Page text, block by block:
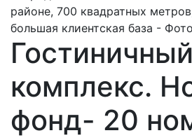
Гостиничный
комплекс.
фонд- 20